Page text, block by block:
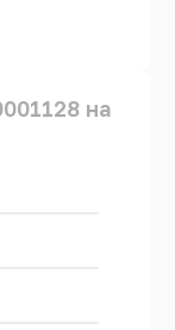
на